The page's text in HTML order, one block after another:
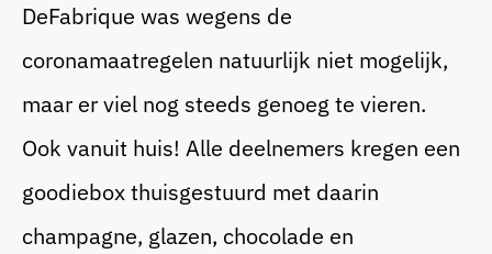
DeFabrique was wegens de
coronamaatregelen natuurlijk niet mogelijk,
maar er viel nog steeds genoeg te vieren.
Ook vanuit huis! Alle deelnemers kregen een
goodiebox thuisgestuurd met daarin
champagne, glazen, chocolade en